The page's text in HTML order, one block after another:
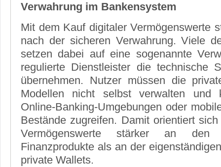
Verwahrung im Bankensystem
Mit dem Kauf digitaler Vermögenswerte
nach der sicheren Verwahrung. Viele
setzen dabei auf eine sogenannte
regulierte Dienstleister die technische
übernehmen. Nutzer müssen die
Modellen nicht selbst verwalten und
Online-Banking-Umgebungen oder
Bestände zugreifen. Damit orientiert
Vermögenswerte stärker an den
Finanzprodukte als an der
private Wallets.